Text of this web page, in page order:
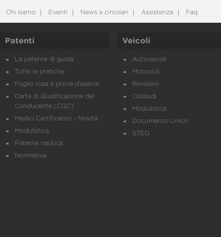
Chi siamo Eventi News e circolari Assistenza Faq
Patenti
La patente di guida
Tutte le pratiche
Foglio rosa e prove d’esame
Carta di Qualificazione del
Conducente (CQC)
Medici Certificatori - Novità
Modulistica
Patente nautica
Normativa
Veicoli
Autoveicoli
Motocicli
Revisioni
Collaudi
Modulistica
Documento Unico
STED